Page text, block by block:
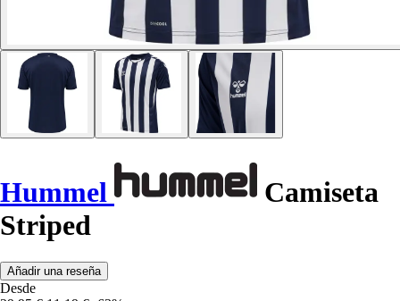
Hummel
Camiseta
Striped
Añadir una reseña
Desde